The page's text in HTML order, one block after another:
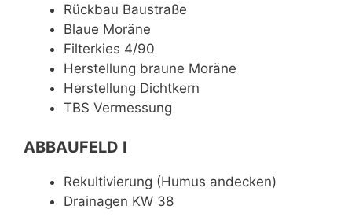
Rückbau Baustraße
Blaue Moräne
Filterkies 4/90
Herstellung braune Moräne
Herstellung Dichtkern
TBS Vermessung
ABBAUFELD I
Rekultivierung (Humus andecken)
Drainagen KW 38